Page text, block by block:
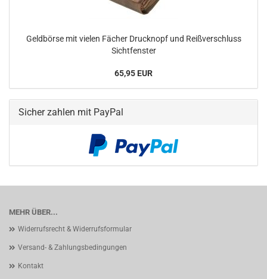
Geldbörse mit vielen Fächer Drucknopf und Reißverschluss
Sichtfenster
65,95 EUR
Sicher zahlen mit PayPal
MEHR ÜBER...
Widerrufsrecht & Widerrufsformular
Versand- & Zahlungsbedingungen
Kontakt